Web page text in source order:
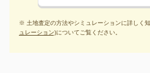
※ 土地査定の方法やシミュレーションに詳しく知
ュレーション)についてご覧ください。